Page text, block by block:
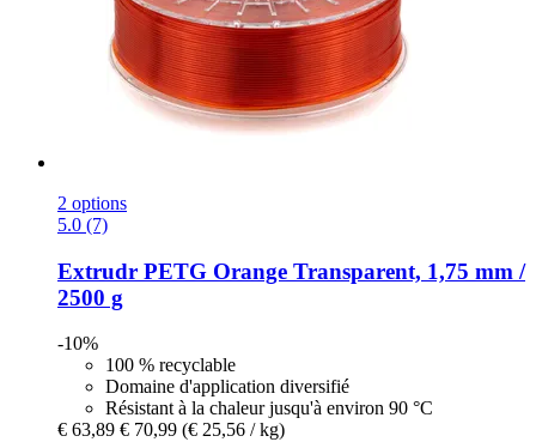
2 options
5.0 (7)
Extrudr PETG Orange Transparent, 1,75 mm /
2500 g
-10%
100 % recyclable
Domaine d'application diversifié
Résistant à la chaleur jusqu'à environ 90 °C
€ 63,89 € 70,99 (€ 25,56 / kg)